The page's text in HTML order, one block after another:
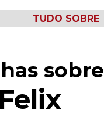
TUDO SOBRE
sobre